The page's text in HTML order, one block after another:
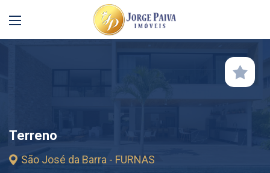
Terreno
São José da Barra - FURNAS